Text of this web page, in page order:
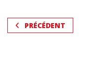
PRÉCÉDENT